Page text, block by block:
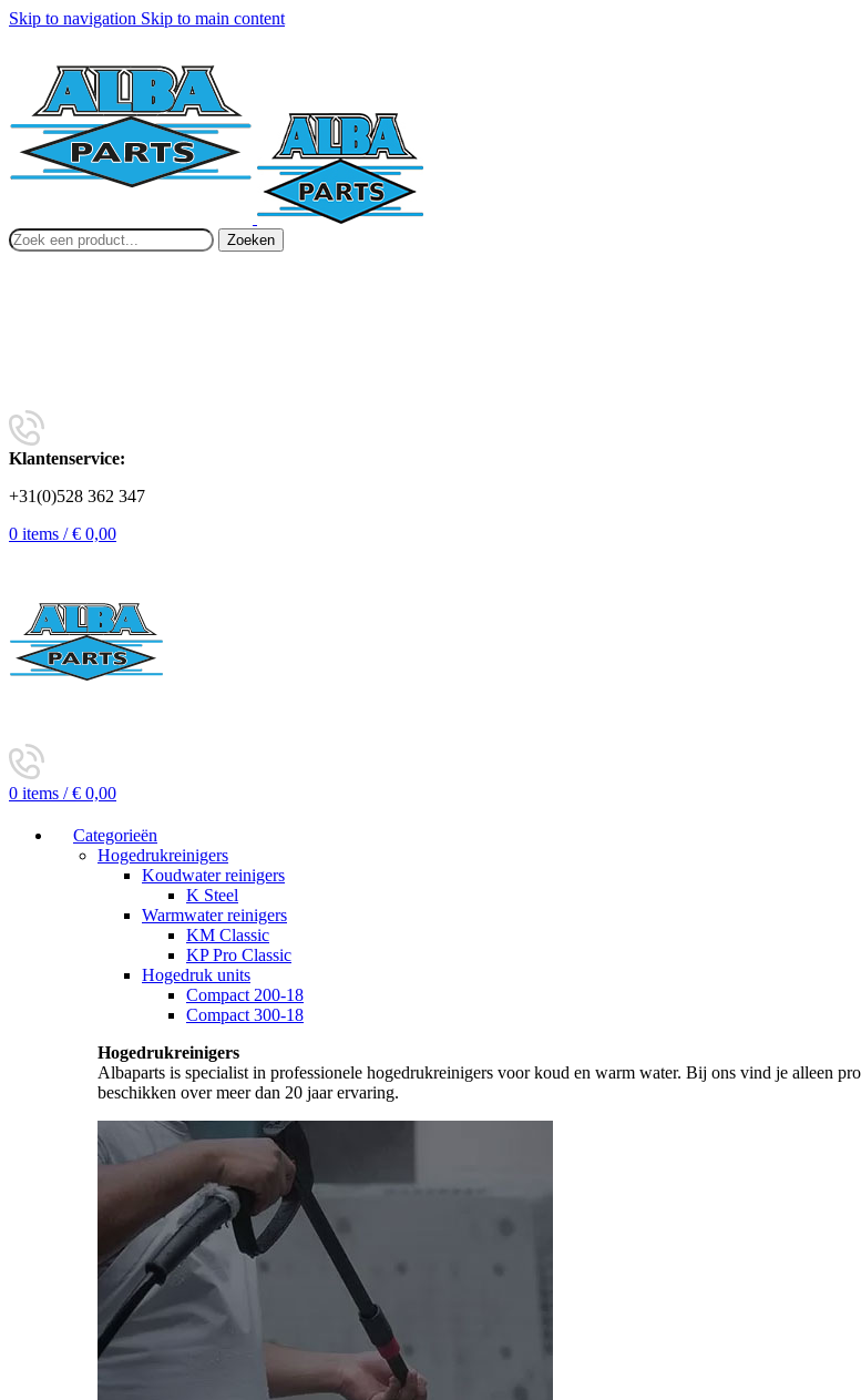
Skip to navigation Skip to main content
Zoeken
Klantenservice:
+31(0)528 362 347
0 items / € 0,00
0 items / € 0,00
Categorieën
Hogedrukreinigers
Koudwater reinigers
K Steel
Warmwater reinigers
KM Classic
KP Pro Classic
Hogedruk units
Compact 200-18
Compact 300-18
Hogedrukreinigers
Albaparts is specialist in professionele hogedrukreinigers voor koud en warm water. Bij ons vind je alleen
beschikken over meer dan 20 jaar ervaring.